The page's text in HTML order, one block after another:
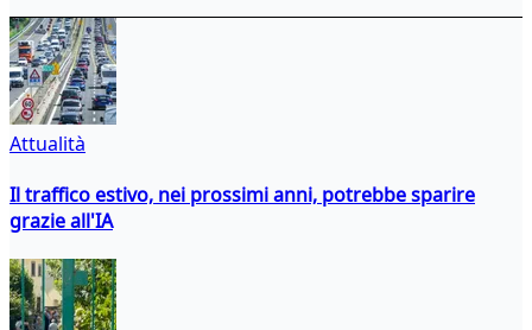
Attualità
Il traffico estivo, nei prossimi anni, potrebbe sparire
grazie all'IA